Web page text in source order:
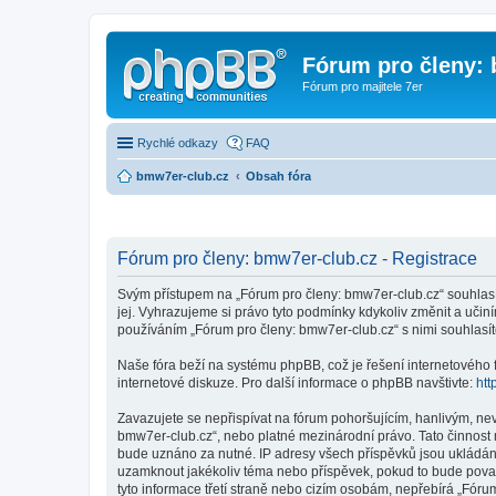
Fórum pro členy:
Fórum pro majitele 7er
Rychlé odkazy FAQ
bmw7er-club.cz Obsah fóra
Fórum pro členy: bmw7er-club.cz - Registrace
Svým přístupem na „Fórum pro členy: bmw7er-club.cz“
jej. Vyhrazujeme si právo tyto podmínky kdykoliv změnit a
používáním „Fórum pro členy: bmw7er-club.cz“ s nimi
Naše fóra beží na systému phpBB, což je řešení
internetové diskuze. Pro další informace o phpBB navštivte:
Zavazujete se nepřispívat na fórum pohoršujícím, hanlivým,
bmw7er-club.cz“, nebo platné mezinárodní právo. Tato
bude uznáno za nutné. IP adresy všech příspěvků jsou
uzamknout jakékoliv téma nebo příspěvek, pokud to bude
tyto informace třetí straně nebo cizím osobám, nepřebírá